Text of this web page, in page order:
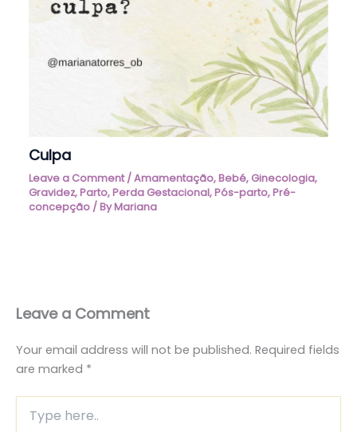
Culpa
Leave a Comment /Amamentação,Bebé, Ginecologia,
Gravidez,Parto,Perda Gestacional,Pós-parto,Pré-
concepção / ByMariana
Leave a Comment
Your email address will not be published. Required fields
are marked *
here..